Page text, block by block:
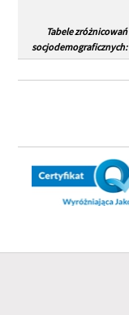
Tabele zróżnicowań
socjodemograficznych: